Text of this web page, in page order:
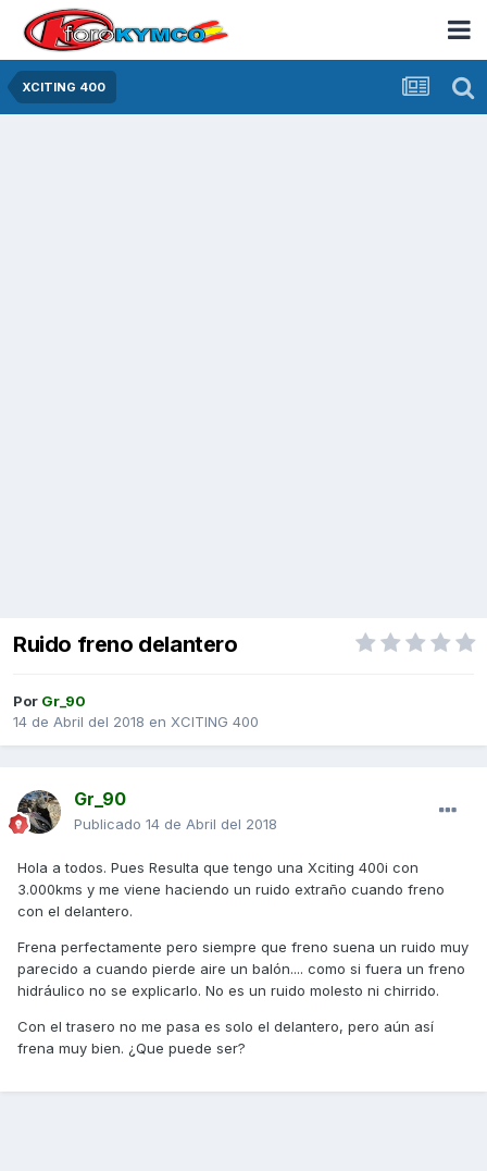
XCITING 400
Ruido freno delantero
Por Gr_90
14 de Abril del 2018 en XCITING 400
Gr_90
Publicado 14 de Abril del 2018
Hola a todos. Pues Resulta que tengo una Xciting 400i con
3.000kms y me viene haciendo un ruido extraño cuando freno
con el delantero.
Frena perfectamente pero siempre que freno suena un ruido muy
parecido a cuando pierde aire un balón.... como si fuera un freno
hidráulico no se explicarlo. No es un ruido molesto ni chirrido.
Con el trasero no me pasa es solo el delantero, pero aún así
frena muy bien. ¿Que puede ser?